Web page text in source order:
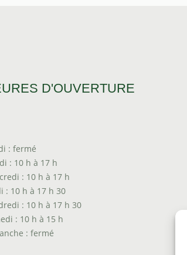
D'OUVERTURE
: fermé
: 10 h à 17 h
: 10 h à 17 h
: 10 h à 17 h 30
: 10 h à 17 h 30
: 10 h à 15 h
: fermé